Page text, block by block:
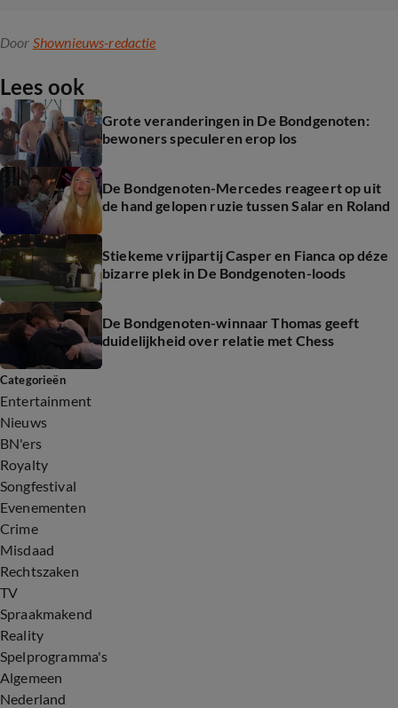
Door Shownieuws-redactie
Lees ook
Grote veranderingen in De Bondgenoten:
bewoners speculeren erop los
De Bondgenoten-Mercedes reageert op uit
de hand gelopen ruzie tussen Salar en Roland
Stiekeme vrijpartij Casper en Fianca op déze
bizarre plek in De Bondgenoten-loods
De Bondgenoten-winnaar Thomas geeft
duidelijkheid over relatie met Chess
Categorieën
Entertainment
Nieuws
BN'ers
Royalty
Songfestival
Evenementen
Crime
Misdaad
Rechtszaken
TV
Spraakmakend
Reality
Spelprogramma's
Algemeen
Nederland